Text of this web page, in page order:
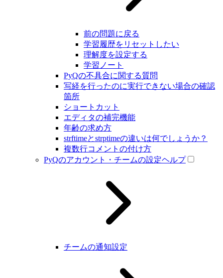
前の問題に戻る
学習履歴をリセットしたい
理解度を設定する
学習ノート
PyQの不具合に関する質問
写経を行ったのに実行できない場合の確認
箇所
ショートカット
エディタの補完機能
年齢の求め方
strftimeとstrptimeの違いは何でしょうか？
複数行コメントの付け方
PyQのアカウント・チームの設定ヘルプ
チームの通知設定